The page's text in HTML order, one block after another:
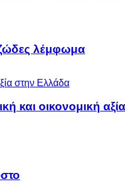
λέμφωμα
και οικονομική